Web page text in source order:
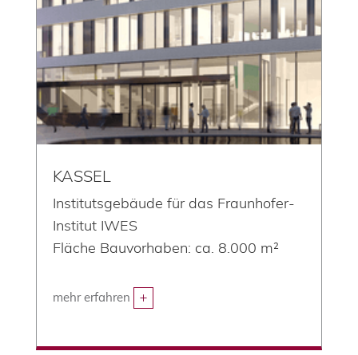
KASSEL
Institutsgebäude für das Fraunhofer-
Institut IWES
Fläche Bauvorhaben: ca. 8.000 m²
mehr erfahren